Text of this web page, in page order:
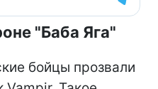
"Баба Яга"
бойцы прозвали